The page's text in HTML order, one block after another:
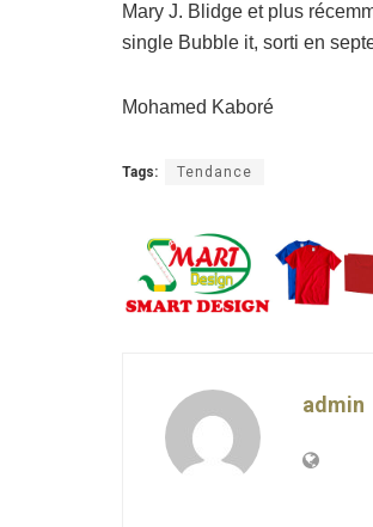
Mary J. Blidge et plus
single Bubble it, sorti en
Mohamed Kaboré
Tags: Tendance
admin